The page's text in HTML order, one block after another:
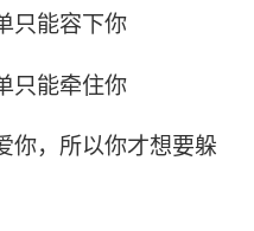
只能容下你
只能牵住你
你，所以你才想要躲